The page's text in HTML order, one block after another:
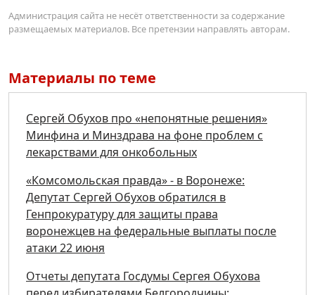
Администрация сайта не несёт ответственности за содержание
размещаемых материалов. Все претензии направлять авторам.
Материалы по теме
Сергей Обухов про «непонятные решения»
Минфина и Минздрава на фоне проблем с
лекарствами для онкобольных
«Комсомольская правда» - в Воронеже:
Депутат Сергей Обухов обратился в
Генпрокуратуру для защиты права
воронежцев на федеральные выплаты после
атаки 22 июня
Отчеты депутата Госдумы Сергея Обухова